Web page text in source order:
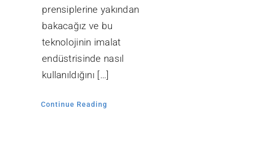
prensiplerine yakından
bakacağız ve bu
teknolojinin imalat
endüstrisinde nasıl
kullanıldığını […]
Continue Reading